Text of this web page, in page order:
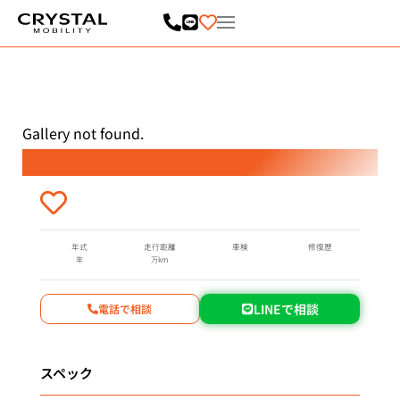
ッ
Gallery not found.
年式
年
走行距離
万km
車検 修復歴
電話で相談 LINEで相談
スペック